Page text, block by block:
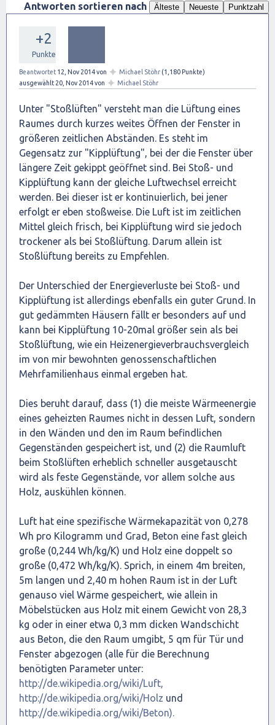
Antworten sortieren nach Älteste Neueste Punktzahl
+2
Punkte
Beantwortet 12, Nov 2014von ✦ Michael Stöhr (1,180 Punkte)
ausgewählt 20, Nov 2014von ✦ Michael Stöhr
Unter "Stoßlüften" versteht man die Lüftung eines
Raumes durch kurzes weites Öffnen der Fenster in
größeren zeitlichen Abständen. Es steht im
Gegensatz zur "Kipplüftung", bei der die Fenster über
längere Zeit gekippt geöffnet sind. Bei Stoß- und
Kipplüftung kann der gleiche Luftwechsel erreicht
werden. Bei dieser ist er kontinuierlich, bei jener
erfolgt er eben stoßweise. Die Luft ist im zeitlichen
Mittel gleich frisch, bei Kipplüftung wird sie jedoch
trockener als bei Stoßlüftung. Darum allein ist
Stoßlüftung bereits zu Empfehlen.
Der Unterschied der Energieverluste bei Stoß- und
Kipplüftung ist allerdings ebenfalls ein guter Grund. In
gut gedämmten Häusern fällt er besonders auf und
kann bei Kipplüftung 10-20mal größer sein als bei
Stoßlüftung, wie ein Heizenergieverbrauchsvergleich
im von mir bewohnten genossenschaftlichen
Mehrfamilienhaus einmal ergeben hat.
Dies beruht darauf, dass (1) die meiste Wärmeenergie
eines geheizten Raumes nicht in dessen Luft, sondern
in den Wänden und den im Raum befindlichen
Gegenständen gespeichert ist, und (2) die Raumluft
beim Stoßlüften erheblich schneller ausgetauscht
wird als feste Gegenstände, vor allem solche aus
Holz, auskühlen können.
Luft hat eine spezifische Wärmekapazität von 0,278
Wh pro Kilogramm und Grad, Beton eine fast gleich
große (0,244 Wh/kg/K) und Holz eine doppelt so
große (0,472 Wh/kg/K). Sprich, in einem 4m breiten,
5m langen und 2,40 m hohen Raum ist in der Luft
genauso viel Wärme gespeichert, wie allein in
Möbelstücken aus Holz mit einem Gewicht von 28,3
kg oder in einer etwa 0,3 mm dicken Wandschicht
aus Beton, die den Raum umgibt, 5 qm für Tür und
Fenster abgezogen (alle für die Berechnung
benötigten Parameter unter:
http://de.wikipedia.org/wiki/Luft,
http://de.wikipedia.org/wiki/Holz und
http://de.wikipedia.org/wiki/Beton).